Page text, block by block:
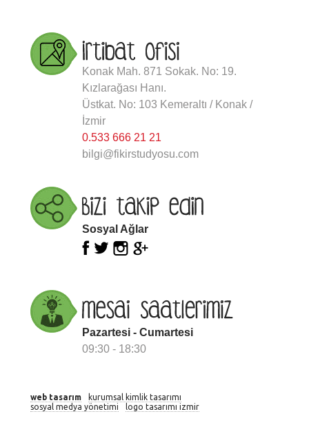
Konak Mah. 871 Sokak. No: 19.
Kızlarağası Hanı.
Üstkat. No: 103 Kemeraltı / Konak /
İzmir
0.533 666 21 21
bilgi@fikirstudyosu.com
Sosyal Ağlar
Pazartesi - Cumartesi
09:30 - 18:30
web tasarım
kurumsal kimlik tasarımı
sosyal medya yönetimi
logo tasarımı izmir